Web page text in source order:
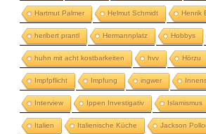
Hartmut Palmer Helmut Schmidt Henrik
heribert prantl Hermannplatz Hobbys
huhn mit acht kostbarkeiten hvv Hörzu
Impfpflicht Impfung ingwer
Interview Ippen Investigativ Islamismus
Italien Italienische Küche Jackson